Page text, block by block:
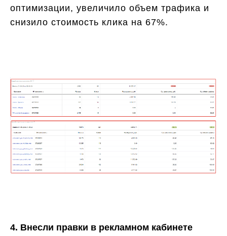
оптимизации, увеличило объем трафика и
снизило стоимость клика на 67%.
4. Внесли правки в рекламном кабинете